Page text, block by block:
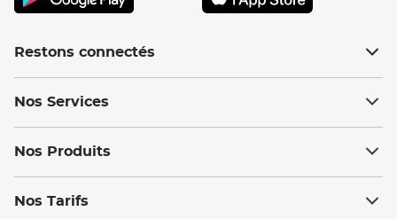
Restons connectés
Nos Services
Nos Produits
Nos Tarifs